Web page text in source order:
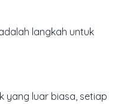
langkah untuk
yang luar biasa, setiap